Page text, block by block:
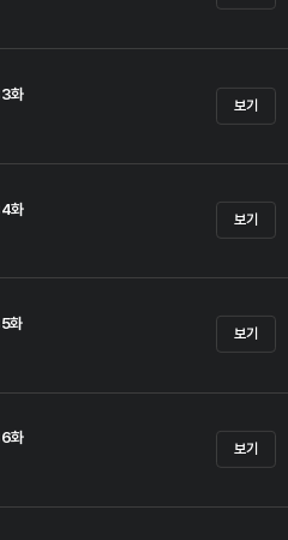
화
보기
화
보기
화
보기
화
보기